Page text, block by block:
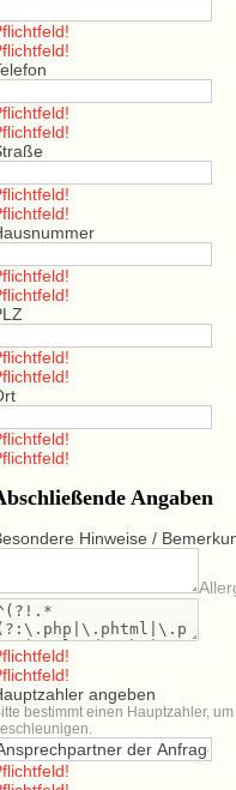
Angaben
Hinweise /
angeben
bestimmt einen Hauptzahler,